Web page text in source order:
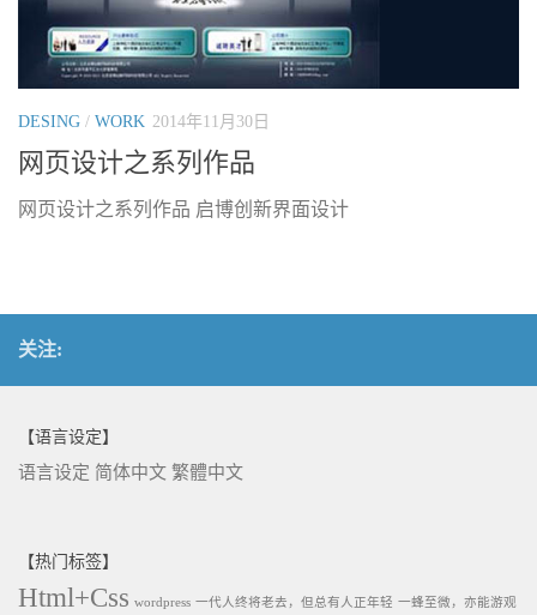
DESING / WORK 2014年11月30日
网页设计之系列作品
网页设计之系列作品 启博创新界面设计
关注:
【语言设定】
语言设定 简体中文 繁體中文
【热门标签】
Html+Css wordpress 一代人终将老去，但总有人正年轻 一蜂至微，亦能游观